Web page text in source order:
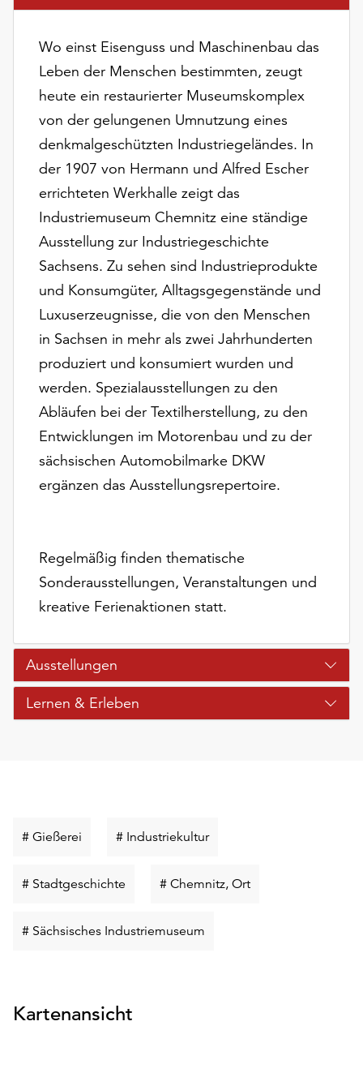
am
Seite
Schaltfläche
„Cookie-
Einstellungen“
Verfügung.
Funktionale
Cookies
werden
auch
ohne
Einverständnis
weiterhin
ausgeführt.
Möchten
verwendeten
anpassen,
erreichen
über
Schaltfläche
„Auswählen“.
Weitere
Informationen
finden
Sie
in
Wo einst Eisenguss und Maschinenbau das
Leben der Menschen bestimmten, zeugt
heute ein restaurierter Museumskomplex
von der gelungenen Umnutzung eines
denkmalgeschützten Industriegeländes. In
der 1907 von Hermann und Alfred Escher
errichteten Werkhalle zeigt das
Industriemuseum Chemnitz eine ständige
Ausstellung zur Industriegeschichte
Sachsens. Zu sehen sind Industrieprodukte
und Konsumgüter, Alltagsgegenstände und
Luxuserzeugnisse, die von den Menschen
in Sachsen in mehr als zwei Jahrhunderten
produziert und konsumiert wurden und
werden. Spezialausstellungen zu den
Abläufen bei der Textilherstellung, zu den
Entwicklungen im Motorenbau und zu der
sächsischen Automobilmarke DKW
ergänzen das Ausstellungsrepertoire.
Regelmäßig finden thematische
Sonderausstellungen, Veranstaltungen und
kreative Ferienaktionen statt.
Ausstellungen
Lernen & Erleben
# Gießerei Schlüsselwort
# IndustriekulturSchlüsselwort
# Stadtgeschichte Schlüsselwort
# Chemnitz, OrtSchlüsselwort
# Sächsisches Industriemuseum
Kartenansicht